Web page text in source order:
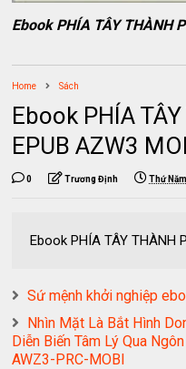
Ebook PHÍA TÂY THÀNH
Home Sách
Ebook PHÍA
EPUB AZW3
0 Trương Định Thứ
Ebook PHÍA TÂY THÀNH
Sứ mệnh khởi nghiệp
Nhìn Mặt Là Bắt Hình
Diễn Biến Tâm Lý Qua
AWZ3-PRC-MOBI